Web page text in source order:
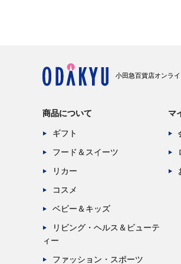
小田急百貨店オンラ
商品について
ギフト
フード＆スイーツ
リカー
コスメ
ベビー＆キッズ
リビング・ヘルス＆ビューテ
ィー
ファッション・スポーツ
マ